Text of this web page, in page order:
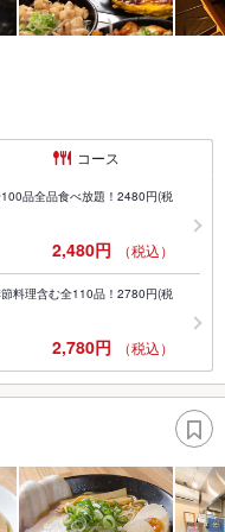
コース
品全品食べ放題！2480円(税
2,480円 （税込）
料理含む全110品！2780円(税
2,780円 （税込）